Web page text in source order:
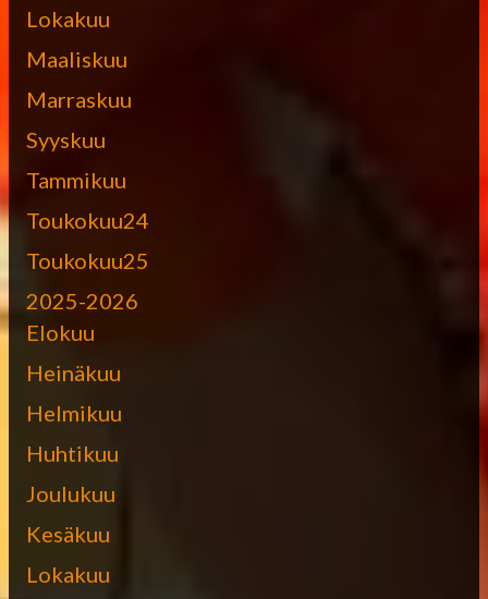
Lokakuu
Maaliskuu
Marraskuu
Syyskuu
Tammikuu
Toukokuu24
Toukokuu25
2025-2026
Elokuu
Heinäkuu
Helmikuu
Huhtikuu
Joulukuu
Kesäkuu
Lokakuu